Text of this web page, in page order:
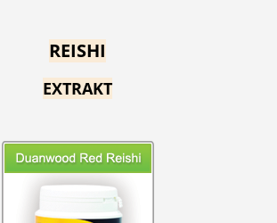
REISHI
EXTRAKT